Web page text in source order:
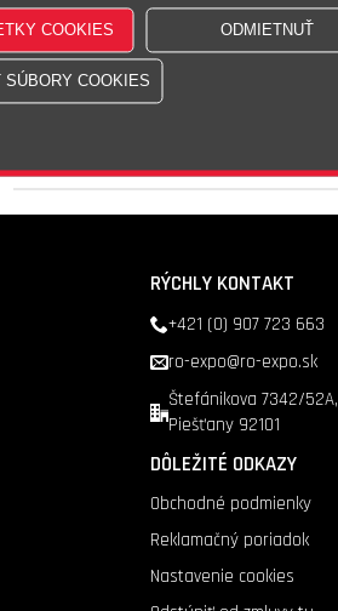
RÝCHLY KONTAKT
+421 (0) 907 723 663
ro-expo@ro-expo.sk
Štefánikova 7342/52A,
Piešťany 92101
DÔLEŽITÉ ODKAZY
Obchodné podmienky
Reklamačný poriadok
Nastavenie cookies